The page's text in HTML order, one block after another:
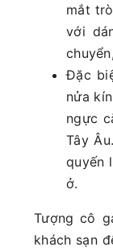
mắt
với
Đặc
nửa
ngực
Tây
quyến
ở.
Tượng cô
khách sạn